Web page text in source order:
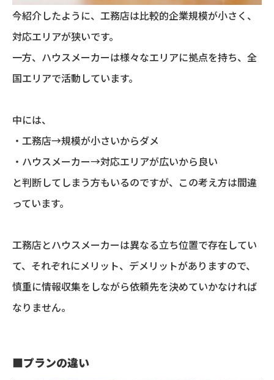
今紹介したように、工務店は比較的企業規模が小さく、
対応エリアが狭いです。
一方、ハウスメーカーは様々なエリアに拠点を持ち、全
国エリアで活動しています。
中には、
・工務店→規模が小さいからダメ
・ハウスメーカー→対応エリアが広いから良い
と判断してしまう方もいるのですが、この考え方は間違
っています。
工務店とハウスメーカーは異なる立ち位置で存在してい
て、それぞれにメリット、デメリットがありますので、
慎重に情報収集をしながら依頼先を決めていかなければ
なりません。
■プランの違い